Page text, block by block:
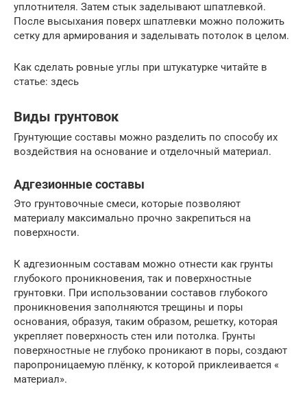
уплотнителя. Затем стык заделывают шпатлевкой.
После высыхания поверх шпатлевки можно положить
сетку для армирования и заделывать потолок в целом.
Как сделать ровные углы при штукатурке читайте в
статье: здесь
Виды грунтовок
Грунтующие составы можно разделить по способу их
воздействия на основание и отделочный материал.
Адгезионные составы
Это грунтовочные смеси, которые позволяют
материалу максимально прочно закрепиться на
поверхности.
К адгезионным составам можно отнести как грунты
глубокого проникновения, так и поверхностные
грунтовки. При использовании составов глубокого
проникновения заполняются трещины и поры
основания, образуя, таким образом, решетку, которая
укрепляет поверхность стен или потолка. Грунты
поверхностные не глубоко проникают в поры, создают
паропроницаемую плёнку, к которой приклеивается «
материал».